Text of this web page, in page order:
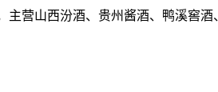
营山西汾酒、贵州酱酒、鸭溪窖